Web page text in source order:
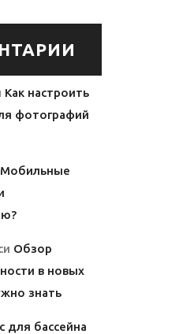
Как настроить
фотографий
Мобильные
Обзор
в новых
знать
для бассейна